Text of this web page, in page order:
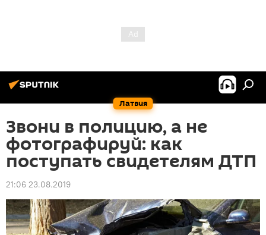
Латвия
Звони в полицию, а не
фотографируй: как
поступать свидетелям ДТП
21:06 23.08.2019